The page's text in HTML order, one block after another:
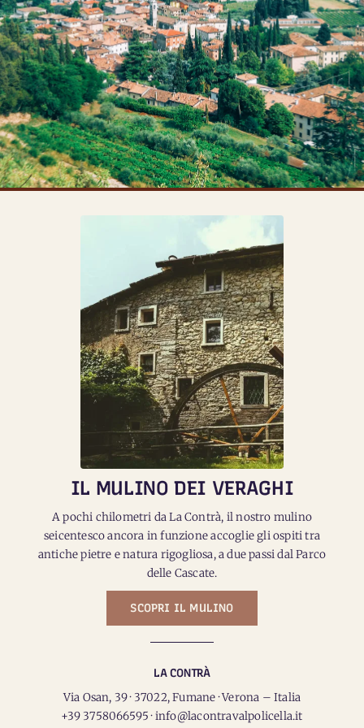
IL MULINO DEI VERAGHI
A pochi chilometri da La Contrà, il nostro mulino
seicentesco ancora in funzione accoglie gli ospiti tra
antiche pietre e natura rigogliosa, a due passi dal Parco
delle Cascate.
SCOPRI IL MULINO
LA CONTRÀ
Via Osan, 39 · 37022, Fumane · Verona – Italia
+39 3758066595 · info@lacontravalpolicella.it